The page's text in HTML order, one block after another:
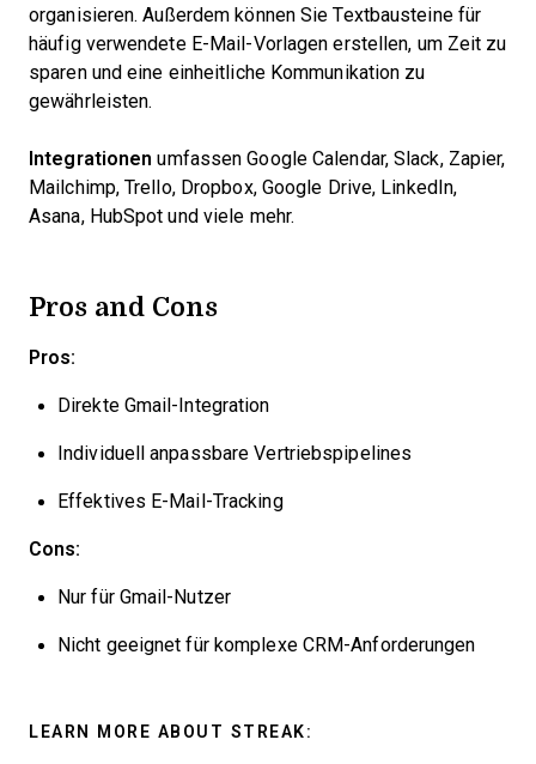
organisieren. Außerdem können Sie Textbausteine für
häufig verwendete E-Mail-Vorlagen erstellen, um Zeit zu
sparen und eine einheitliche Kommunikation zu
gewährleisten.
Integrationen umfassen Google Calendar, Slack, Zapier,
Mailchimp, Trello, Dropbox, Google Drive, LinkedIn,
Asana, HubSpot und viele mehr.
Pros and Cons
Pros:
Direkte Gmail-Integration
Individuell anpassbare Vertriebspipelines
Effektives E-Mail-Tracking
Cons:
Nur für Gmail-Nutzer
Nicht geeignet für komplexe CRM-Anforderungen
LEARN MORE ABOUT STREAK: